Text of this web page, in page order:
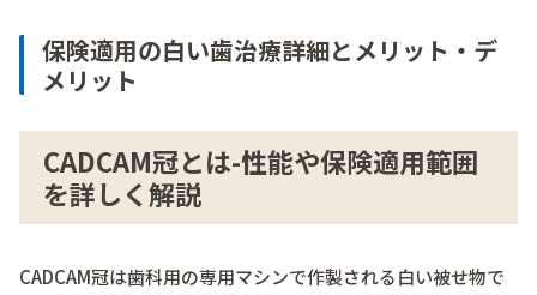
保険適用の白い歯治療詳細とメリット・デ
メリット
CADCAM冠とは-性能や保険適用範囲
を詳しく解説
CADCAM冠は歯科用の専用マシンで作製される白い被せ物で